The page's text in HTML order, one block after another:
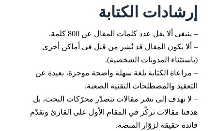
إرشادات الكتابة
– ينبغي ألا يقل عدد كلمات المقال عن 800 كلمة.
– ألا يكون المقال قد نُشر من قبل في أماكن أخرى
(باستثناء المدونات الشخصية).
– مراعاة الكتابة بلغة سهلة واضحة موجزة، بعيدة عن
التعقيد والمصطلحات التقنية الصعبة.
– لا نهدف إلى نشر مقالات تتصدّر محرّكات البحث، بل
هدفنا مقالات تركّز في المقام الأول على القارئ وتقدّم
فائدة حقيقة لزوّار المنصة.